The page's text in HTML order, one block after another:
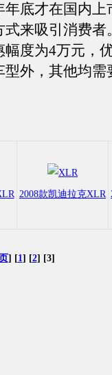
底才在国内上
来吸引消费者
度为4万元，
外，其他均需
2008款凯迪拉克XLR
] [1] [2] [3]